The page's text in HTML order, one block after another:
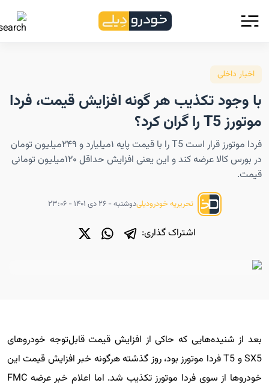
اخبار داخلی
با وجود تکذیب هر گونه افزایش قیمت، فردا
موتورز T5 را گران کرد؟
فردا موتورز قرار است T5 را با قیمت پایه ۱میلیارد و ۲۴۹میلیون تومان
در بورس کالا عرضه کند و این یعنی افزایش حداقل ۱۲۰میلیون تومانی
قیمت.
تحریریه خودرودیلیدوشنبه - ۲۶ دی ۱۴۰۱ - ۲۳:۰۶
اشتراک گذاری:
بعد از شنیده‌هایی که حاکی از افزایش قیمت قابل‌توجه خودروهای
SX5 و T5 فردا موتورز بود، روز گذشته هرگونه خبر افزایش قیمت این
خودروها از سوی فردا موتورز تکذیب شد. اما اعلام خبر عرضه FMC